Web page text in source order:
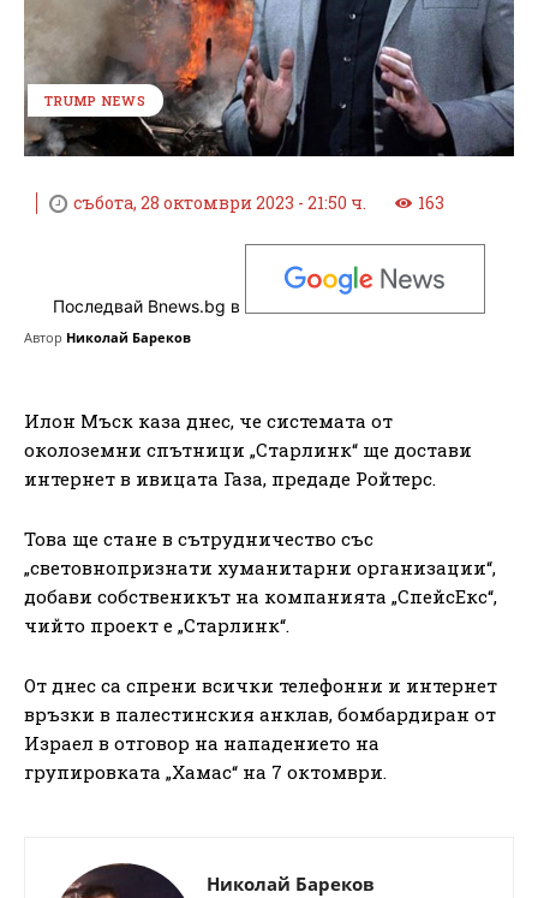
TRUMP NEWS
събота, 28 октомври 2023 - 21:50 ч. 163
Последвай Bnews.bg в
Автор Николай Бареков
Илон Мъск каза днес, че системата от
околоземни спътници „Старлинк“ ще достави
интернет в ивицата Газа, предаде Ройтерс.
Това ще стане в сътрудничество със
„световнопризнати хуманитарни организации“,
добави собственикът на компанията „СпейсЕкс“,
чийто проект е „Старлинк“.
От днес са спрени всички телефонни и интернет
връзки в палестинския анклав, бомбардиран от
Израел в отговор на нападението на
групировката „Хамас“ на 7 октомври.
Николай Бареков